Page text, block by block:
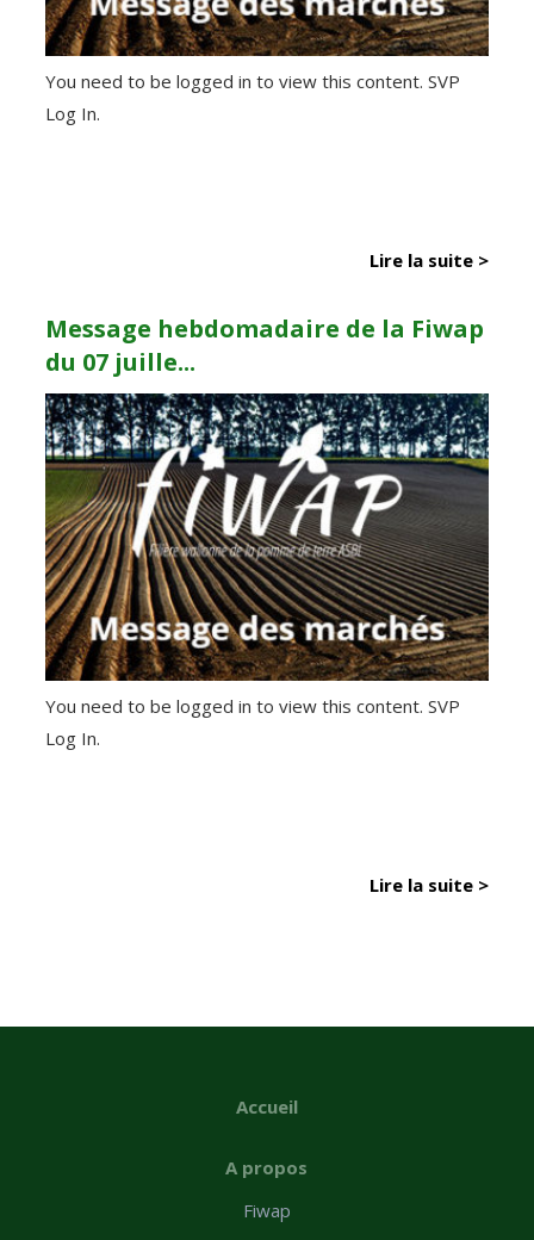
You need to be logged in to view this content. SVP
Log In.
Lire la suite >
Message hebdomadaire de la Fiwap
du 07 juille...
You need to be logged in to view this content. SVP
Log In.
Lire la suite >
Accueil
A propos
Fiwap